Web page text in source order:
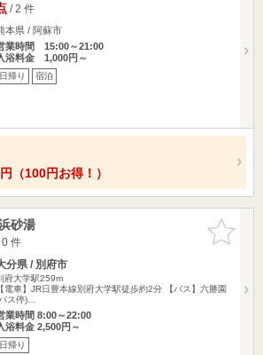
/ 2 件
本県 / 阿蘇市
業時間 15:00～21:00
浴料金 1,000円～
日帰り 宿泊
（100円お得！）
お気に入
りに追加
砂湯
件
分県 / 別府市
府大学駅259m
【電車】JR日豊本線別府大学駅徒歩約2分 【バス】六勝園
ス停)…
業時間 8:00～22:00
浴料金 2,500円～
日帰り